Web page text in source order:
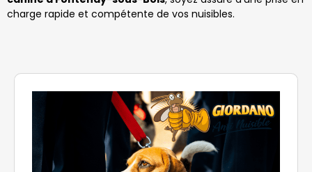
charge rapide et compétente de vos nuisibles.